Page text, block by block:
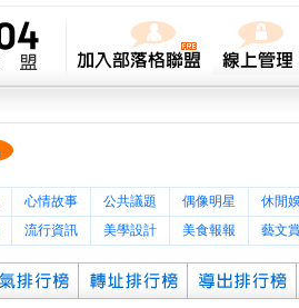
心情故事 公共議題 偶像明星
休閒
流行資訊 美學設計 美食報報 藝文